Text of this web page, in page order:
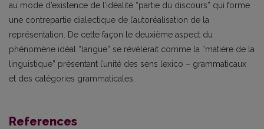
au mode d’existence de l’idéalité “partie du discours” qui forme
une contrepartie dialectique de l’autoréalisation de la
représentation. De cette façon le deuxième aspect du
phénomène idéal “langue” se révèlerait comme la “matière de la
linguistique” présentant l’unité des sens lexico – grammaticaux
et des catégories grammaticales.
References